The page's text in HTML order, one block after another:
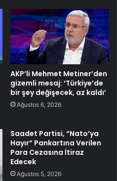
AKP’li Mehmet Metiner’den
gizemli mesaj: ‘Türkiye’de
bir şey değişecek, az kaldı’
Ağustos 6, 2026
Saadet Partisi, “Nato’ya
Hayır” Pankartına Verilen
Para Cezasına İtiraz
Edecek
Ağustos 5, 2026